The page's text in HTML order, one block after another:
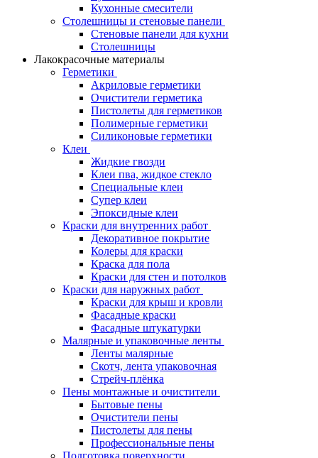
Кухонные смесители
Столешницы и стеновые панели
Стеновые панели для кухни
Столешницы
Лакокрасочные материалы
Герметики
Акриловые герметики
Очистители герметика
Пистолеты для герметиков
Полимерные герметики
Силиконовые герметики
Клеи
Жидкие гвозди
Клеи пва, жидкое стекло
Специальные клеи
Супер клеи
Эпоксидные клеи
Краски для внутренних работ
Декоративное покрытие
Колеры для краски
Краска для пола
Краски для стен и потолков
Краски для наружных работ
Краски для крыш и кровли
Фасадные краски
Фасадные штукатурки
Малярные и упаковочные ленты
Ленты малярные
Скотч, лента упаковочная
Стрейч-плёнка
Пены монтажные и очистители
Бытовые пены
Очистители пены
Пистолеты для пены
Профессиональные пены
Подготовка поверхности